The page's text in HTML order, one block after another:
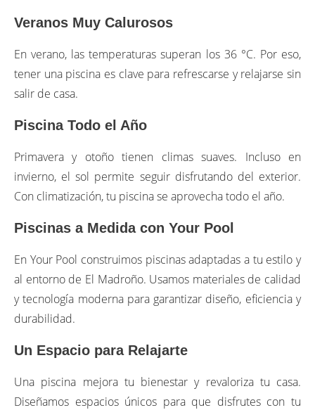
Veranos Muy Calurosos
En verano, las temperaturas superan los 36 °C. Por eso,
tener una piscina es clave para refrescarse y relajarse sin
salir de casa.
Piscina Todo el Año
Primavera y otoño tienen climas suaves. Incluso en
invierno, el sol permite seguir disfrutando del exterior.
Con climatización, tu piscina se aprovecha todo el año.
Piscinas a Medida con Your Pool
En Your Pool construimos piscinas adaptadas a tu estilo y
al entorno de El Madroño. Usamos materiales de calidad
y tecnología moderna para garantizar diseño, eficiencia y
durabilidad.
Un Espacio para Relajarte
Una piscina mejora tu bienestar y revaloriza tu casa.
Diseñamos espacios únicos para que disfrutes con tu